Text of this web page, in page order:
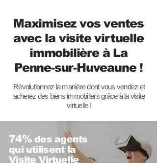
Maximisez vos ventes
avec la visite virtuelle
immobilière à La
Penne-sur-Huveaune !
Révolutionnez la manière dont vous vendez et
achetez des biens immobiliers grâce à la visite
virtuelle !
74%des agents
qui utilisent la
Visite Virtuelle